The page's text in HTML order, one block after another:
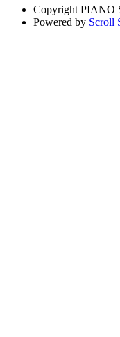
Copyright PIANO
Powered by Scroll